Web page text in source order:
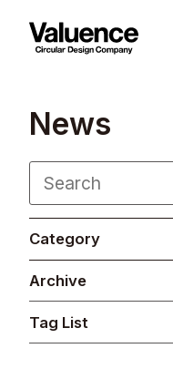
Company
Philosophy
Business
News
Category
Archive
Tag List